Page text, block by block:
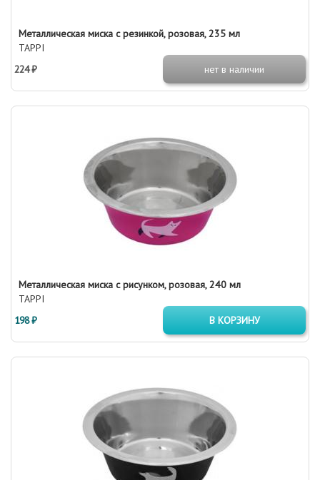
Металлическая миска с резинкой, розовая, 235 мл
TAPPI
224 ₽
нет в наличии
Металлическая миска с рисунком, розовая, 240 мл
TAPPI
198 ₽
В КОРЗИНУ